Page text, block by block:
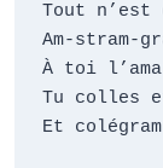
Tout n’est
Am-stram-
À toi
Tu colles
Et